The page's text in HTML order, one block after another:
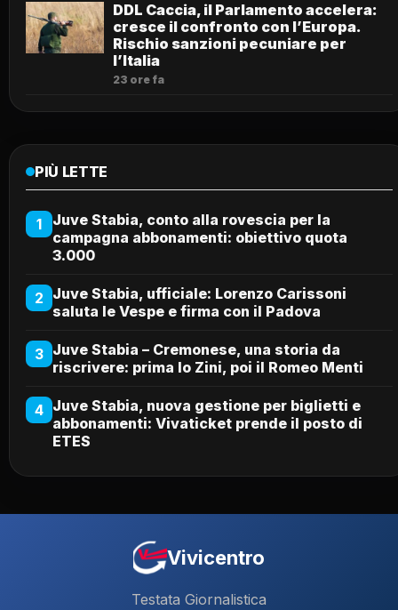
DDL Caccia, il Parlamento accelera:
cresce il confronto con l’Europa.
Rischio sanzioni pecuniare per
l’Italia
23 ore fa
PIÙ LETTE
1
Juve Stabia, conto alla rovescia per la
campagna abbonamenti: obiettivo quota
3.000
2 Juve Stabia, ufficiale: Lorenzo Carissoni
saluta le Vespe e firma con il Padova
3 Juve Stabia – Cremonese, una storia da
riscrivere: prima lo Zini, poi il Romeo Menti
4 Juve Stabia, nuova gestione per biglietti e
abbonamenti: Vivaticket prende il posto di
ETES
Vivicentro
Testata Giornalistica